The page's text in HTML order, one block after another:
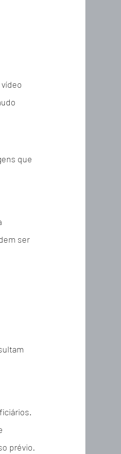
vídeo
que
ser
prévio.